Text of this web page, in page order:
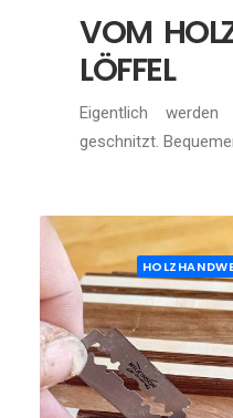
VOM
LÖFFEL
Eigentlich
geschnitzt.